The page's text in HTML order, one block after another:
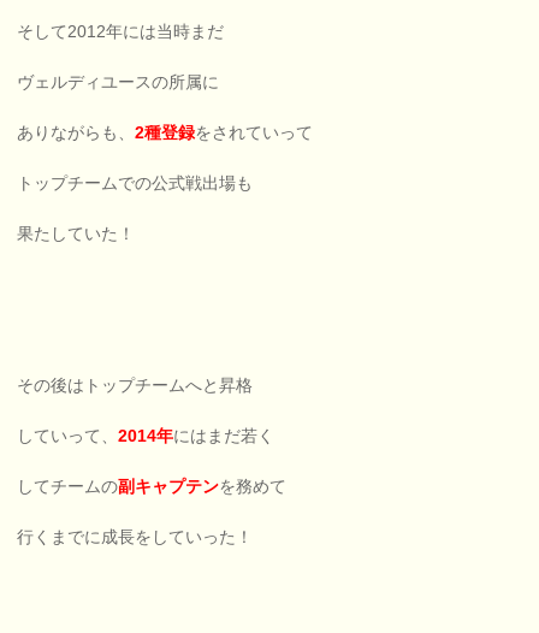
そして2012年には当時まだ
ヴェルディユースの所属に
ありながらも、2種登録をされていって
トップチームでの公式戦出場も
果たしていた！
その後はトップチームへと昇格
していって、2014年にはまだ若く
してチームの副キャプテンを務めて
行くまでに成長をしていった！